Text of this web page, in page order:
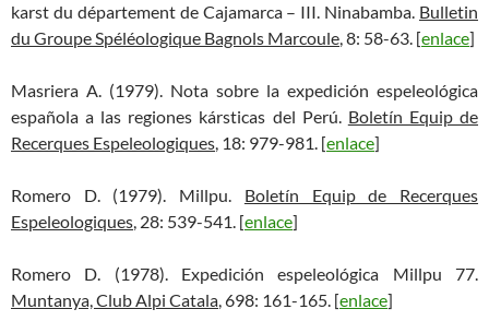
karst du département de Cajamarca – III. Ninabamba. Bulletin
du Groupe Spéléologique Bagnols Marcoule, 8: 58-63. [enlace]
Masriera A. (1979). Nota sobre la expedición espeleológica
española a las regiones kársticas del Perú. Boletín Equip de
Recerques Espeleologiques, 18: 979-981. [enlace]
Romero D. (1979). Millpu. Boletín Equip de Recerques
Espeleologiques, 28: 539-541. [enlace]
Romero D. (1978). Expedición espeleológica Millpu 77.
Muntanya, Club Alpi Catala, 698: 161-165. [enlace]